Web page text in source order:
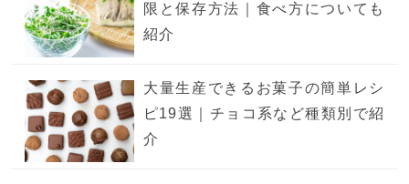
限と保存方法｜食べ方についても
紹介
大量生産できるお菓子の簡単レシ
ピ19選｜チョコ系など種類別で紹
介